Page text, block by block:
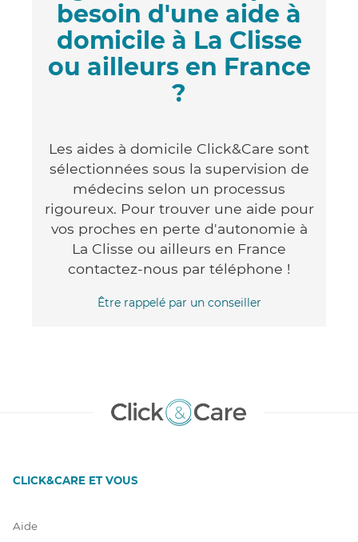
besoin d'une aide à
domicile à La Clisse
ou ailleurs en France
?
Les aides à domicile Click&Care sont
sélectionnées sous la supervision de
médecins selon un processus
rigoureux. Pour trouver une aide pour
vos proches en perte d'autonomie à
La Clisse ou ailleurs en France
contactez-nous par téléphone !
Être rappelé par un conseiller
CLICK&CARE ET VOUS
Aide